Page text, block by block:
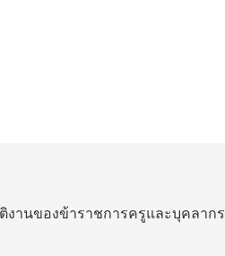
านของข้าราชการครูและบุคลากร